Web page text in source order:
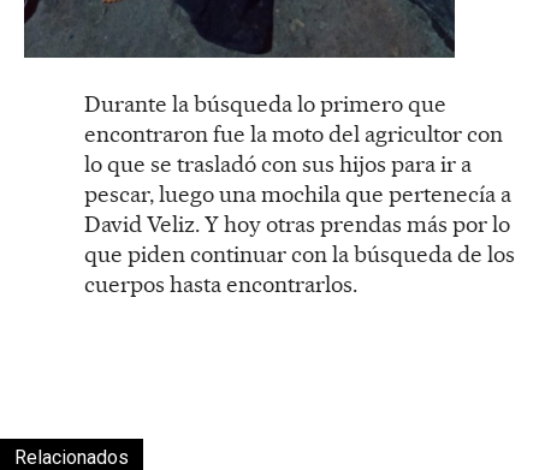
Durante la búsqueda lo primero que
encontraron fue la moto del agricultor con
lo que se trasladó con sus hijos para ir a
pescar, luego una mochila que pertenecía a
David Veliz. Y hoy otras prendas más por lo
que piden continuar con la búsqueda de los
cuerpos hasta encontrarlos.
Relacionados